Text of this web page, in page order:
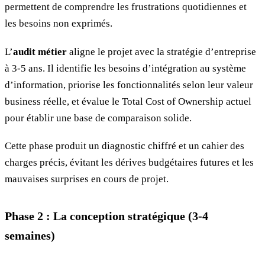
permettent de comprendre les frustrations quotidiennes et
les besoins non exprimés.
L’audit métier aligne le projet avec la stratégie d’entreprise
à 3-5 ans. Il identifie les besoins d’intégration au système
d’information, priorise les fonctionnalités selon leur valeur
business réelle, et évalue le Total Cost of Ownership actuel
pour établir une base de comparaison solide.
Cette phase produit un diagnostic chiffré et un cahier des
charges précis, évitant les dérives budgétaires futures et les
mauvaises surprises en cours de projet.
Phase 2 : La conception stratégique (3-4
semaines)